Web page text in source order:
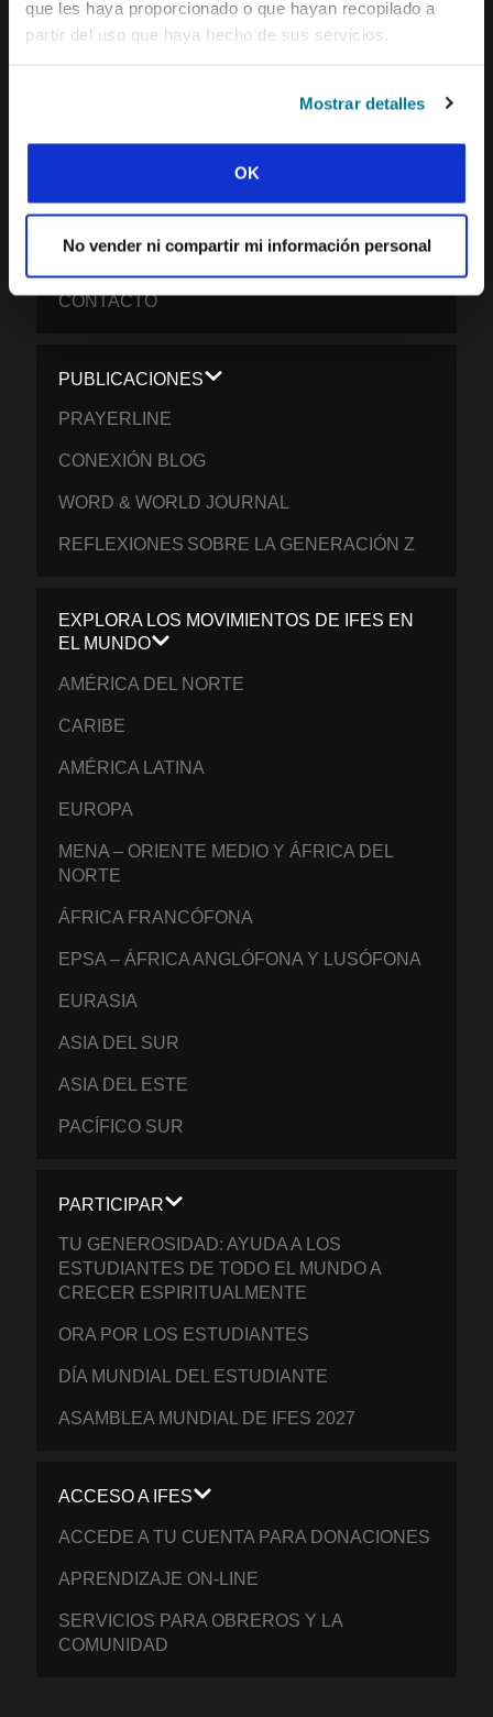
que les haya proporcionado o que hayan recopilado a
partir del uso que haya hecho de sus servicios.
Mostrar detalles
OK
No vender ni compartir mi información personal
EVANGELICAL STUDENTS
NUESTRA VISIÓN GLOBAL
NUESTRO EQUIPO DE MISIÓN
QUÉ CREEMOS
INFORME DE IMPACTO 2024-2025
CONTACTO
PUBLICACIONES
PRAYERLINE
CONEXIÓN BLOG
WORD & WORLD JOURNAL
REFLEXIONES SOBRE LA GENERACIÓN Z
EXPLORA LOS MOVIMIENTOS DE IFES EN
EL MUNDO
AMÉRICA DEL NORTE
CARIBE
AMÉRICA LATINA
EUROPA
MENA – ORIENTE MEDIO Y ÁFRICA DEL
NORTE
ÁFRICA FRANCÓFONA
EPSA – ÁFRICA ANGLÓFONA Y LUSÓFONA
EURASIA
ASIA DEL SUR
ASIA DEL ESTE
PACÍFICO SUR
PARTICIPAR
TU GENEROSIDAD: AYUDA A LOS
ESTUDIANTES DE TODO EL MUNDO A
CRECER ESPIRITUALMENTE
ORA POR LOS ESTUDIANTES
DÍA MUNDIAL DEL ESTUDIANTE
ASAMBLEA MUNDIAL DE IFES 2027
ACCESO A IFES
ACCEDE A TU CUENTA PARA DONACIONES
APRENDIZAJE ON-LINE
SERVICIOS PARA OBREROS Y LA
COMUNIDAD